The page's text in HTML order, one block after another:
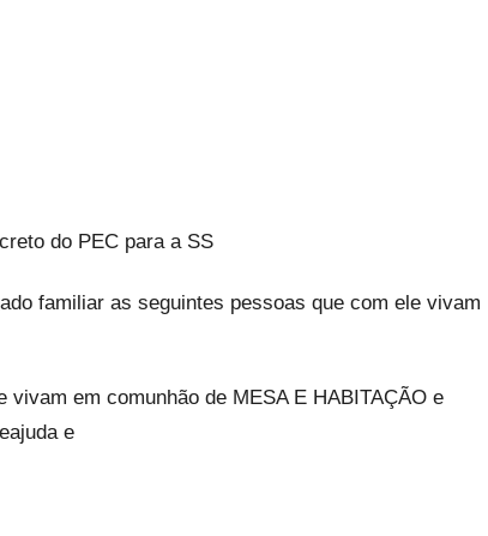
do PEC para a SS
familiar as seguintes pessoas que com ele vivam
em comunhão de MESA E HABITAÇÃO e
e